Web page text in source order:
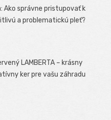
Ako správne pristupovať k
a problematickú pleť?
LAMBERTA – krásny
ker pre vašu záhradu